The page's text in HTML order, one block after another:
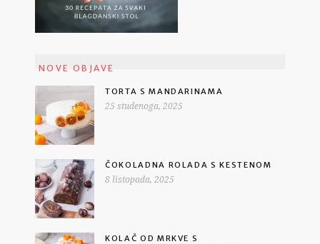
NOVE OBJAVE
TORTA S MANDARINAMA
25 studenoga, 2025
ČOKOLADNA ROLADA S KESTENOM
8 listopada, 2025
KOLAČ OD MRKVE S